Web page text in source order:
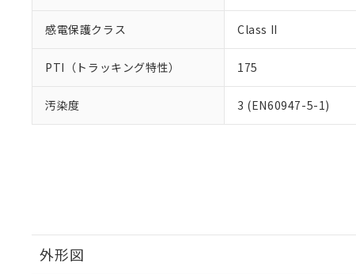
感電保護クラス Class II
PTI（トラッキング特性） 175
汚染度 3 (EN60947-5-1)
外形図